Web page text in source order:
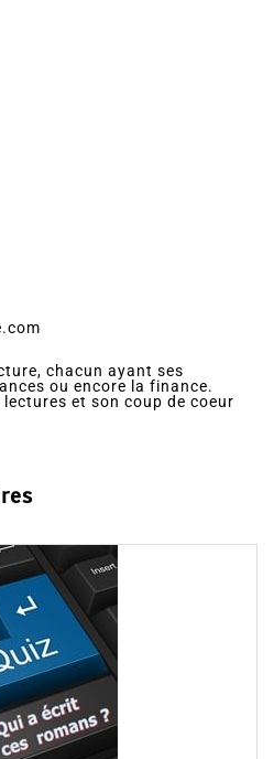
chacun ayant ses
ou encore la finance.
et son coup de coeur